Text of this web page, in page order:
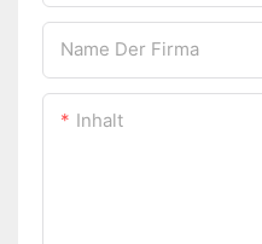
Name Der Firma
Inhalt